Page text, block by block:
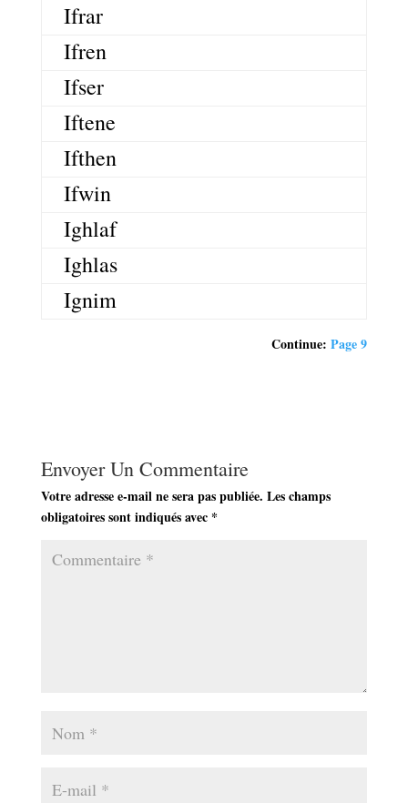
Ifrar
Ifren
Ifser
Iftene
Ifthen
Ifwin
Ighlaf
Ighlas
Ignim
Continue:Page 9
Envoyer Un Commentaire
Votre adresse e-mail ne sera pas publiée. Les champs
obligatoires sont indiqués avec *